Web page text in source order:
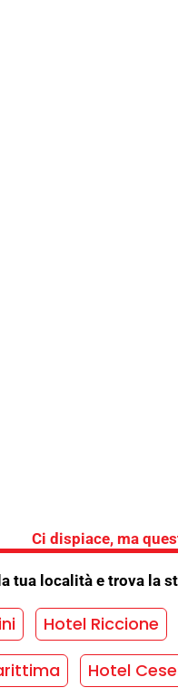
Ci dispiace, ma
tua località e trova la
Hotel Riccione
Hotel
all’Hotel Angeli di
che vi farà sentire
/
bimbi/Solarium /
GRATUITO SENZA